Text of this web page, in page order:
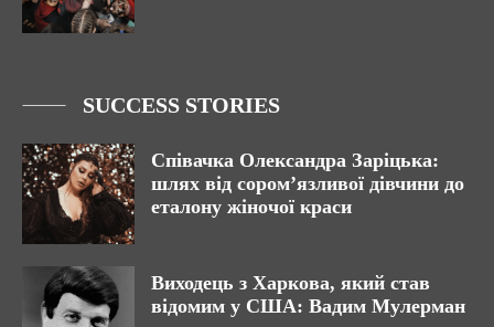
SUCCESS STORIES
Співачка Олександра Заріцька:
шлях від сором’язливої дівчини до
еталону жіночої краси
Виходець з Харкова, який став
відомим у США: Вадим Мулерман